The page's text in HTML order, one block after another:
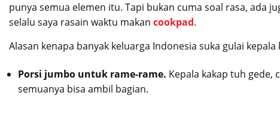
punya semua elemen itu. Tapi bukan cuma soal rasa, ada
selalu saya rasain waktu makan cookpad.
Alasan kenapa banyak keluarga Indonesia suka gulai kepala
Porsi jumbo untuk rame-rame. Kepala kakap tuh gede,
semuanya bisa ambil bagian.